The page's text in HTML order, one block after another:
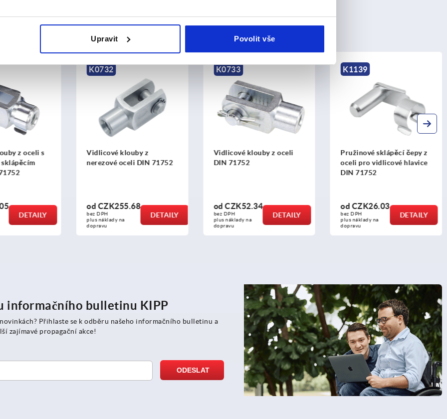
Upravit Povolit vše
zákazníci také zakoupili
oceli s
DETAILY
K0732
Vidlicové klouby z
nerezové oceli DIN 71752
CZK255.68
bez DPH
plus náklady na
dopravu
DETAILY
K0733
Vidlicové klouby z oceli
DIN 71752
CZK52.34
bez DPH
plus náklady na
dopravu
DETAILY
K1139
Pružinové sklápěcí čepy z
oceli pro vidlicové hlavice
DIN 71752
CZK26.03
bez DPH
plus náklady na
dopravu
DETAILY
informačního bulletinu KIPP
Přihlaste se k odběru našeho informačního bulletinu a
zajímavé propagační akce!